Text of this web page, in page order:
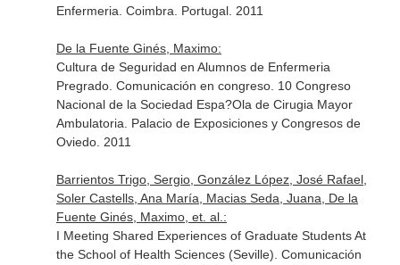
Enfermeria. Coimbra. Portugal. 2011
De la Fuente Ginés, Maximo:
Cultura de Seguridad en Alumnos de Enfermeria
Pregrado. Comunicación en congreso. 10 Congreso
Nacional de la Sociedad Espa?Ola de Cirugia Mayor
Ambulatoria. Palacio de Exposiciones y Congresos de
Oviedo. 2011
Barrientos Trigo, Sergio, González López, José Rafael,
Soler Castells, Ana María, Macias Seda, Juana, De la
Fuente Ginés, Maximo, et. al.:
I Meeting Shared Experiences of Graduate Students At
the School of Health Sciences (Seville). Comunicación